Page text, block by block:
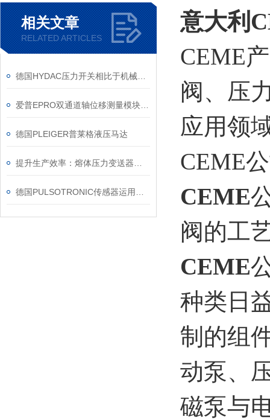
相关文章
RELATED ARTICLES
德国PLEIGER普莱格液压马达
意大利
CEME
阀、压
应用领
CEME
CEME
阀的工
CEME
种类日
制的组
动泵、
磁泵与